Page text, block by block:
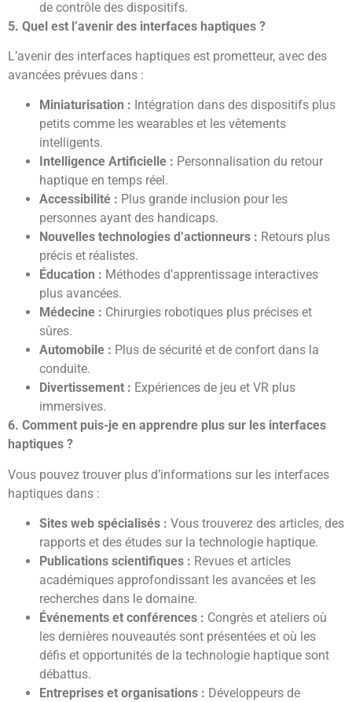
de contrôle des dispositifs.
5. Quel est l’avenir des interfaces haptiques ?
L’avenir des interfaces haptiques est prometteur, avec des
avancées prévues dans :
Miniaturisation : Intégration dans des dispositifs plus
petits comme les wearables et les vêtements
intelligents.
Intelligence Artificielle : Personnalisation du retour
haptique en temps réel.
Accessibilité : Plus grande inclusion pour les
personnes ayant des handicaps.
Nouvelles technologies d’actionneurs : Retours plus
précis et réalistes.
Éducation : Méthodes d’apprentissage interactives
plus avancées.
Médecine : Chirurgies robotiques plus précises et
sûres.
Automobile : Plus de sécurité et de confort dans la
conduite.
Divertissement : Expériences de jeu et VR plus
immersives.
6. Comment puis-je en apprendre plus sur les interfaces
haptiques ?
Vous pouvez trouver plus d’informations sur les interfaces
haptiques dans :
Sites web spécialisés : Vous trouverez des articles, des
rapports et des études sur la technologie haptique.
Publications scientifiques : Revues et articles
académiques approfondissant les avancées et les
recherches dans le domaine.
Événements et conférences : Congrès et ateliers où
les dernières nouveautés sont présentées et où les
défis et opportunités de la technologie haptique sont
débattus.
Entreprises et organisations : Développeurs de